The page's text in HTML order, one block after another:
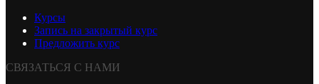
Курсы
Запись на закрытый курс
Предложить курс
СВЯЗАТЬСЯ С НАМИ